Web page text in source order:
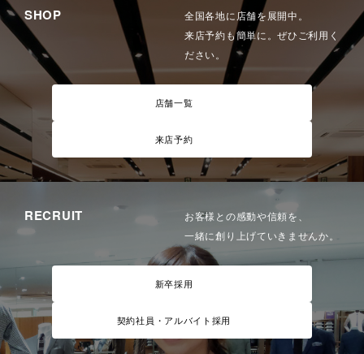
SHOP
全国各地に店舗を展開中。
来店予約も簡単に。ぜひご利用く
ださい。
店舗一覧
来店予約
RECRUIT
お客様との感動や信頼を、
一緒に創り上げていきませんか。
新卒採用
契約社員・アルバイト採用